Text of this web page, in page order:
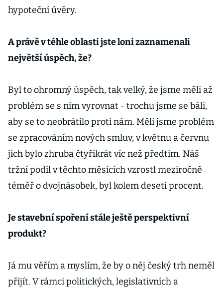
hypoteční úvěry.
A právě v téhle oblasti jste loni zaznamenali
největší úspěch, že?
Byl to ohromný úspěch, tak velký, že jsme měli až
problém se s ním vyrovnat - trochu jsme se báli,
aby se to neobrátilo proti nám. Měli jsme problém
se zpracováním nových smluv, v květnu a červnu
jich bylo zhruba čtyřikrát víc než předtím. Náš
tržní podíl v těchto měsících vzrostl meziročně
téměř o dvojnásobek, byl kolem deseti procent.
Je stavební spoření stále ještě perspektivní
produkt?
Já mu věřím a myslím, že by o něj český trh neměl
přijít. V rámci politických, legislativních a